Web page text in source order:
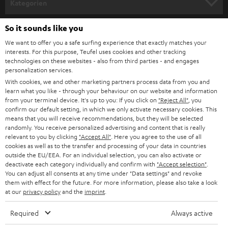
e
l
d
u
n
g
HEIMKINO
HEIMKINO-KOMPLETTANLAGEN
SOUNDBARS
STEREO
SMART HOME
BLUETOOTH-LAUTSPRECHER
KOPFHÖRER
BLUETOOTH-KOPFHÖRER
Unternehmen
SUPPORT
PRESSE & MARKETING
GESCHÄFTSKUNDEN
PARTNERPROGRAMM
BLOG
NEWSLETTER
STORES
Teufel Onlineshops
DEUTSCHLAND
ÖSTERREICH
SCHWEIZ
NIEDERLANDE
BELGIEN
So it sounds like you
We want to offer you a safe surfing experience that exactly matches your
interests. For this purpose, Teufel uses cookies and other tracking
technologies on these websites - also from third parties - and engages
personalization services.
With cookies, we and other marketing partners process data from you and
learn what you like - through your behaviour on our website and information
from your terminal device. It's up to you: If you click on "Reject All" , you
confirm our default setting, in which we only activate necessary cookies. This
means that you will receive recommendations, but they will be selected
randomly. You receive personalized advertising and content that is really
relevant to you by clicking "Accept All" . Here you agree to the use of all
cookies as well as to the transfer and processing of your data in countries
outside the EU/EEA. For an individual selection, you can also activate or
deactivate each category individually and confirm with "Accept selection"
You can adjust all consents at any time under "Data settings" and revoke
them with effect for the future. For more information, please also take a look
at our privacy policyand the imprint
Required Always active